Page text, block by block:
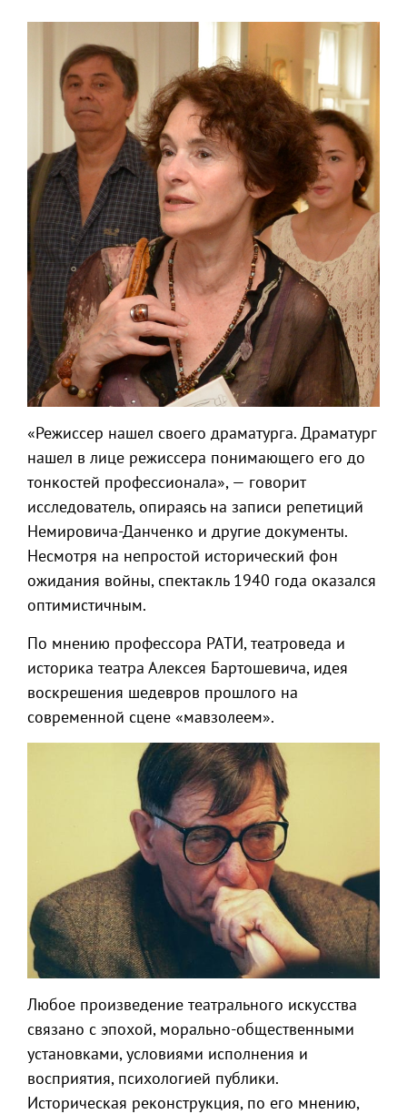
«Режиссер нашел своего драматурга. Драматург
нашел в лице режиссера понимающего его до
тонкостей профессионала», — говорит
исследователь, опираясь на записи репетиций
Немировича-Данченко и другие документы.
Несмотря на непростой исторический фон
ожидания войны, спектакль 1940 года оказался
оптимистичным.
По мнению профессора РАТИ, театроведа и
историка театра Алексея Бартошевича, идея
воскрешения шедевров прошлого на
современной сцене «мавзолеем».
Любое произведение театрального искусства
связано с эпохой, морально-общественными
установками, условиями исполнения и
восприятия, психологией публики.
Историческая реконструкция, по его мнению,